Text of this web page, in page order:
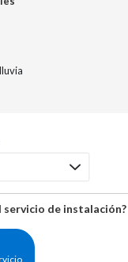
de instalación?